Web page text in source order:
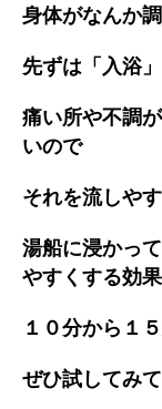
身体がなんか
先ずは「入浴
痛い所や不調
いので
それを流しや
湯船に浸かっ
やすくする効
１０分から１
ぜひ試してみ